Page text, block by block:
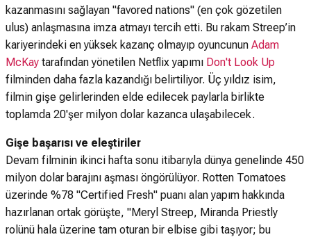
kazanmasını sağlayan "favored nations" (en çok gözetilen
ulus) anlaşmasına imza atmayı tercih etti. Bu rakam Streep’in
kariyerindeki en yüksek kazanç olmayıp oyuncunun Adam
McKay tarafından yönetilen Netflix yapımı Don't Look Up
filminden daha fazla kazandığı belirtiliyor. Üç yıldız isim,
filmin gişe gelirlerinden elde edilecek paylarla birlikte
toplamda 20'şer milyon dolar kazanca ulaşabilecek.
Gişe başarısı ve eleştiriler
Devam filminin ikinci hafta sonu itibarıyla dünya genelinde 450
milyon dolar barajını aşması öngörülüyor. Rotten Tomatoes
üzerinde %78 "Certified Fresh" puanı alan yapım hakkında
hazırlanan ortak görüşte, "Meryl Streep, Miranda Priestly
rolünü hala üzerine tam oturan bir elbise gibi taşıyor; bu